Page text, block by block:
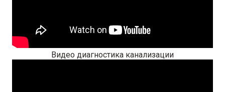
Видео диагностика канализации